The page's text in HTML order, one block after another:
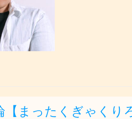
まったくぎゃくり